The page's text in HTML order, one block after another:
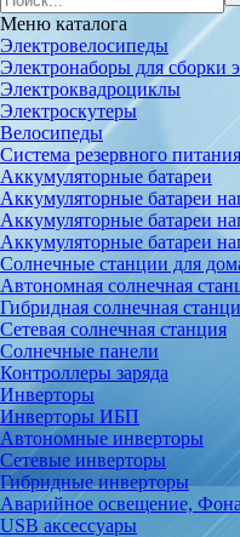
Меню каталога
Электровелосипеды
Электронаборы для сборки
Электроквадроциклы
Электроскутеры
Велосипеды
Система резервного питания
Аккумуляторные батареи
Аккумуляторные батареи
Аккумуляторные батареи
Аккумуляторные батареи
Солнечные станции для
Автономная солнечная
Гибридная солнечная
Сетевая солнечная станция
Солнечные панели
Контроллеры заряда
Инверторы
Инверторы ИБП
Автономные инверторы
Сетевые инверторы
Гибридные инверторы
Аварийное освещение,
USB аксессуары